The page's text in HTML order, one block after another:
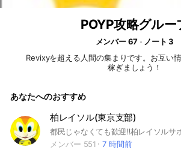
POYP攻略グルー
メンバー 67
ノート 3
Revixyを超える人間の集まりです。お互い
稼ぎましょう！
あなたへのおすすめ
柏レイソル(東京支部)
メンバー 551
7 時間前